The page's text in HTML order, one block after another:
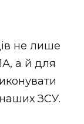
не лише
а й для
ЗСУ.